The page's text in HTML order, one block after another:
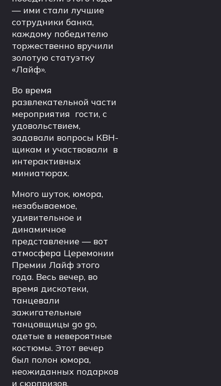
— ими стали лучшие
сотрудники банка,
каждому победителю
торжественно вручили
золотую статуэтку
«Лайф».
Во время
развлекательной части
мероприятия гости, с
удовольствием,
задавали вопросы КВН-
щикам и участвовали в
интерактивных
миниатюрах.
Много шуток, юмора,
незабываемое,
удивительное и
динамичное
представление — вот
атмосфера Церемонии
Премии Лайф этого
года. Весь вечер, во
время дискотеки,
танцевали
зажигательные
танцовщицы go go,
одетые в невероятные
костюмы. Этот вечер
был полон юмора,
неожиданных подарков
и сюрпризов.